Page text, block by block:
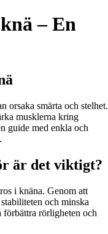
– En
orsaka smärta och stelhet.
musklerna kring
guide med enkla och
är det viktigt?
i knäna. Genom att
och minska
förbättra rörligheten och